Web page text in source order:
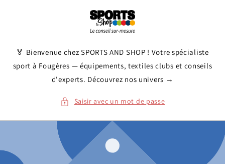
🏅 Bienvenue chez SPORTS AND SHOP ! Votre spécialiste
sport à Fougères — équipements, textiles clubs et conseils
d'experts. Découvrez nos univers →
Saisir avec un mot de passe